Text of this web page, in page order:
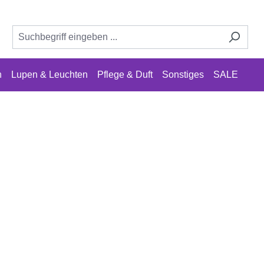
Lupen & Leuchten Pflege & Duft Sonstiges SALE